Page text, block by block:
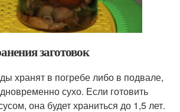
заготовок
хранят в погребе либо в подвале,
сухо. Если готовить
она будет храниться до 1,5 лет.